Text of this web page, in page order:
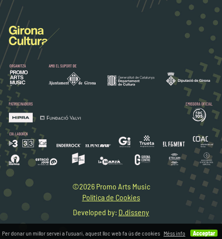
©2026 Promo Arts Music
Política de Cookies
Developed by: D.disseny
Per donar un millor servei a l'usuari, aquest lloc web fa ús de cookies Méss info Acceptar